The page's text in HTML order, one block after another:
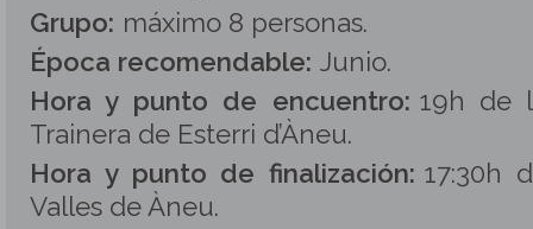
Grupo: máximo 8 personas.
Época recomendable: Junio.
Hora y punto de encuentro: 19h de
Trainera de Esterri d’Àneu.
Hora y punto de finalización: 17:30h
Valles de Àneu.